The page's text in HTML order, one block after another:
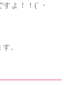
よ！！(´・
。